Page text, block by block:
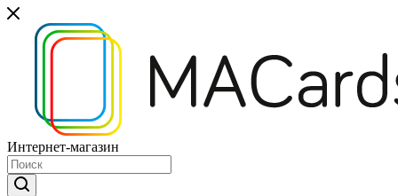
Интернет-магазин